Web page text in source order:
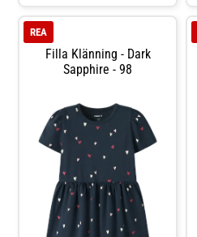
nyckelpigor och små hjärtan
ger plagget en
Filla Klänning - Dark
Sapphire - 98
REA